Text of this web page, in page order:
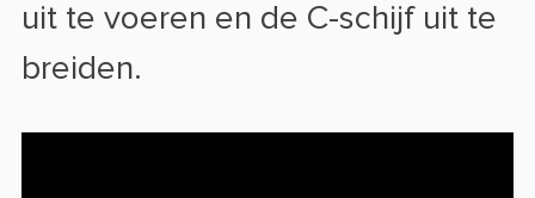
uit te voeren en de C-schijf uit te
breiden.